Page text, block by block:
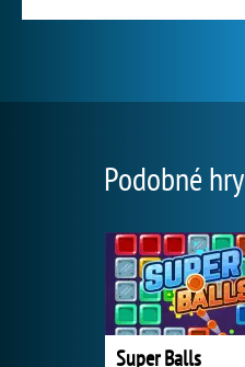
Podobné hry
Super Balls